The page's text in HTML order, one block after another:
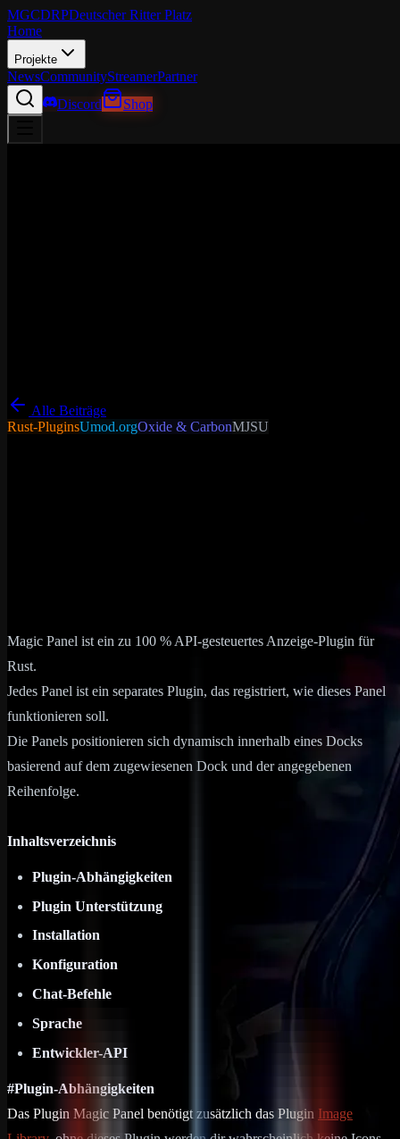
MGCDRPDeutscher Ritter Platz
Home
Projekte
NewsCommunityStreamerPartner
Discord
Shop
Alle Beiträge
Rust-PluginsUmod.orgOxide & CarbonMJSU
Magic Panel ist ein zu 100 % API-gesteuertes Anzeige-Plugin für
Rust.
Jedes Panel ist ein separates Plugin, das registriert, wie dieses Panel
funktionieren soll.
Die Panels positionieren sich dynamisch innerhalb eines Docks
basierend auf dem zugewiesenen Dock und der angegebenen
Reihenfolge.
Inhaltsverzeichnis
Plugin-Abhängigkeiten
Plugin Unterstützung
Installation
Konfiguration
Chat-Befehle
Sprache
Entwickler-API
#Plugin-Abhängigkeiten
Das Plugin Magic Panel benötigt zusätzlich das Plugin Image